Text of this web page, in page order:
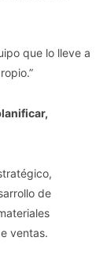
que lo lleve a
de
ventas.